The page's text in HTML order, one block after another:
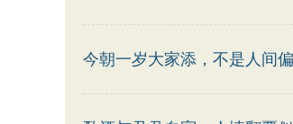
今朝一岁大家添，不是人间偏